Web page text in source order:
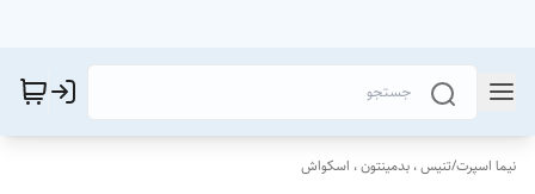
نیما اسپرت/تنیس ، بدمینتون ، اسکواش